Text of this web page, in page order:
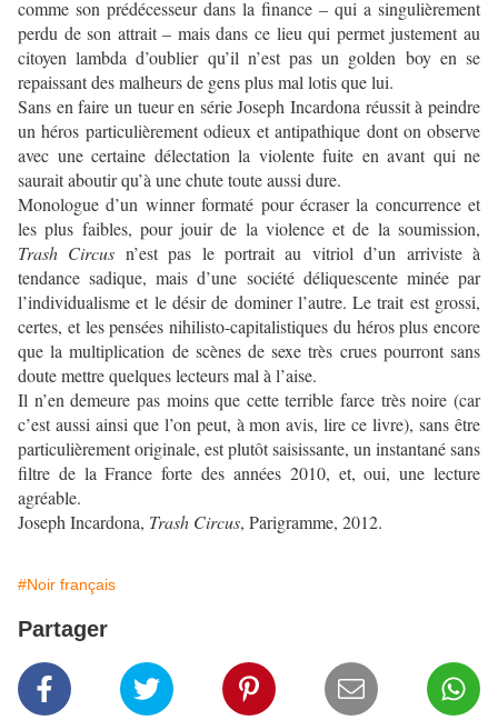
comme son prédécesseur dans la finance – qui a singulièrement
perdu de son attrait – mais dans ce lieu qui permet justement au
citoyen lambda d’oublier qu’il n’est pas un golden boy en se
repaissant des malheurs de gens plus mal lotis que lui.
Sans en faire un tueur en série Joseph Incardona réussit à peindre
un héros particulièrement odieux et antipathique dont on observe
avec une certaine délectation la violente fuite en avant qui ne
saurait aboutir qu’à une chute toute aussi dure.
Monologue d’un winner formaté pour écraser la concurrence et
les plus faibles, pour jouir de la violence et de la soumission,
Trash Circus n’est pas le portrait au vitriol d’un arriviste à
tendance sadique, mais d’une société déliquescente minée par
l’individualisme et le désir de dominer l’autre. Le trait est grossi,
certes, et les pensées nihilisto-capitalistiques du héros plus encore
que la multiplication de scènes de sexe très crues pourront sans
doute mettre quelques lecteurs mal à l’aise.
Il n’en demeure pas moins que cette terrible farce très noire (car
c’est aussi ainsi que l’on peut, à mon avis, lire ce livre), sans être
particulièrement originale, est plutôt saisissante, un instantané sans
filtre de la France forte des années 2010, et, oui, une lecture
agréable.
Joseph Incardona, Trash Circus, Parigramme, 2012.
#Noir français
Partager